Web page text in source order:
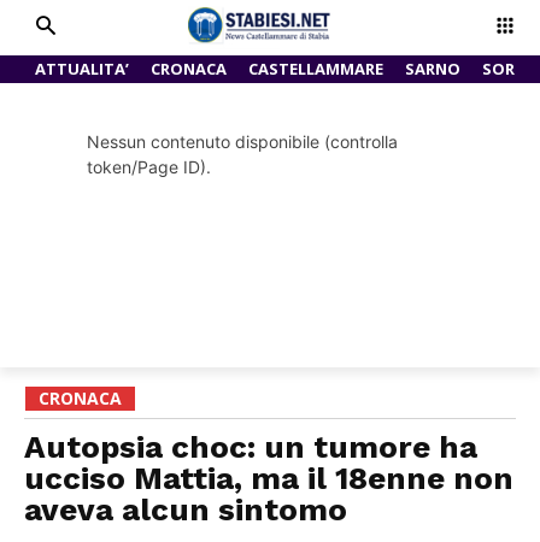
ATTUALITA’ CRONACA CASTELLAMMARE SARNO
Nessun contenuto disponibile (controlla
token/Page ID).
CRONACA
Autopsia choc: un tumore ha
ucciso Mattia, ma il 18enne non
aveva alcun sintomo